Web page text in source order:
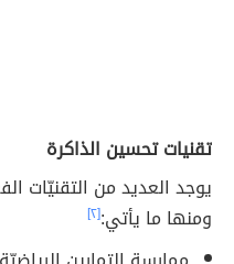
تقنيات تحسين الذاكرة
يوجد العديد من التقنيّات
ومنها ما يأتي:[٢]